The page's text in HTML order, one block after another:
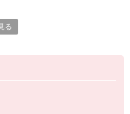
緒に）
、申し送りなど
、必要な支援・援助・サービ
位での共同生活により、認知
る